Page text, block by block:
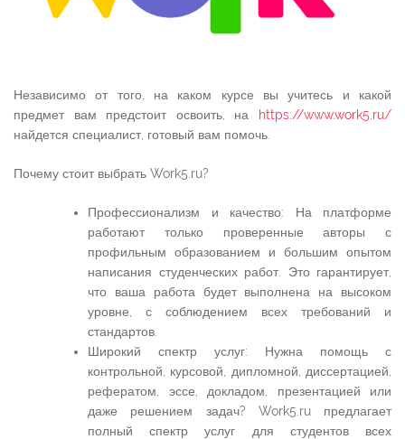
Независимо от того, на каком курсе вы учитесь и какой
предмет вам предстоит освоить, на
https://www.work5.ru/
найдется специалист, готовый вам помочь.
Почему стоит выбрать Work5.ru?
Профессионализм и качество: На платформе
работают только проверенные авторы с
профильным образованием и большим опытом
написания студенческих работ. Это гарантирует,
что ваша работа будет выполнена на высоком
уровне, с соблюдением всех требований и
стандартов.
Широкий спектр услуг: Нужна помощь с
контрольной, курсовой, дипломной, диссертацией,
рефератом, эссе, докладом, презентацией или
даже решением задач? Work5.ru предлагает
полный спектр услуг для студентов всех